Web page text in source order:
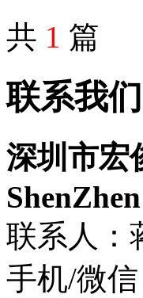
共 1 篇
联系我们
深圳市宏
联系人：
手机/微信